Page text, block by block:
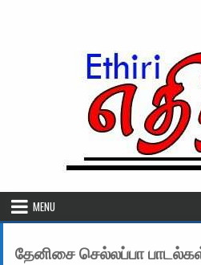
MENU
தேனிசை செல்லப்பா